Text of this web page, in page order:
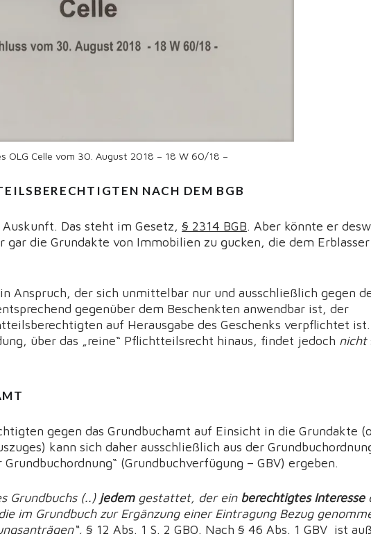
OLG Celle vom 30. August 2018 – 18 W 60/18 –
NACH DEM BGB
Das steht im Gesetz,§ 2314 BGB. Aber könnte er
gar die Grundakte von Immobilien zu gucken, die dem
Anspruch, der sich unmittelbar nur und ausschließlich gegen
gegenüber dem Beschenkten anwendbar ist, der
auf Herausgabe des Geschenks verpflichtet
über das „reine“ Pflichtteilsrecht hinaus, findet jedoch nicht
gegen das Grundbuchamt auf Einsicht in die Grundakte
kann sich daher ausschließlich aus der
(Grundbuchverfügung – GBV) ergeben.
Grundbuchs (..) jedemgestattet, der ein berechtigtes Interesse
im Grundbuch zur Ergänzung einer Eintragung Bezug
§ 12 Abs. 1 S. 2 GBO. Nach§ 46 Abs. 1 GBV ist